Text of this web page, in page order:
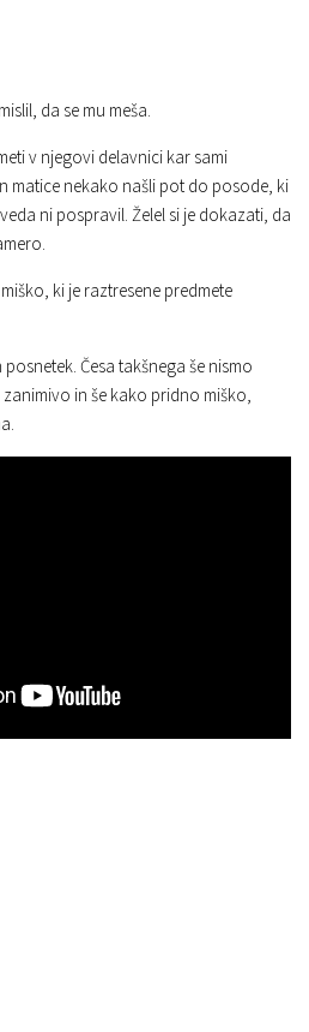
da se mu meša.
v njegovi delavnici kar sami
matice nekako našli pot do posode, ki
ni pospravil. Želel si je dokazati, da
ki je raztresene predmete
Česa takšnega še nismo
in še kako pridno miško,